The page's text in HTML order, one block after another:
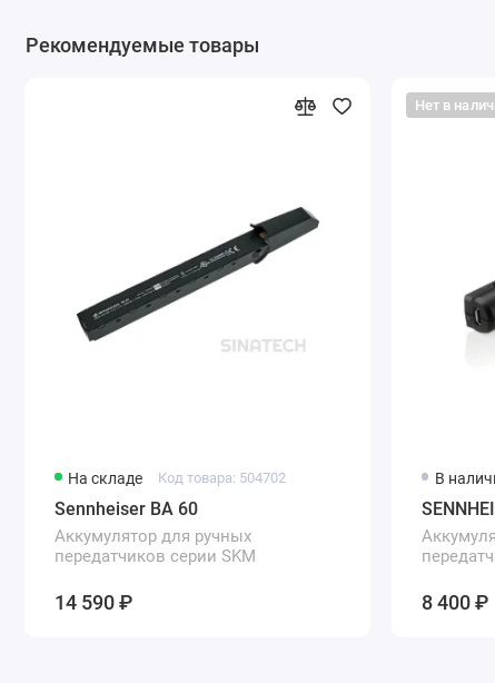
Рекомендуемые товары
На складе Код товара: 504702
Sennheiser BA 60
Аккумулятор для ручных
передатчиков серии SKM
14 590 ₽
Нет в
В
8 400 ₽